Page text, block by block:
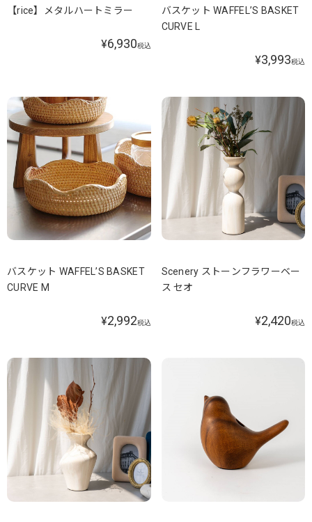
【rice】メタルハートミラー
¥6,930税込
バスケット WAFFEL’S BASKET
CURVE L
¥3,993税込
バスケット WAFFEL’S BASKET
CURVE M
¥2,992税込
Scenery ストーンフラワーベー
ス セオ
¥2,420税込